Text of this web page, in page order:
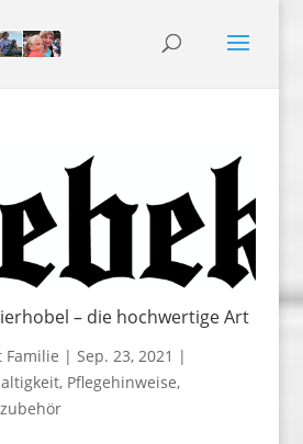
– die hochwertige Art
Familie | Sep. 23, 2021 |
, Pflegehinweise,